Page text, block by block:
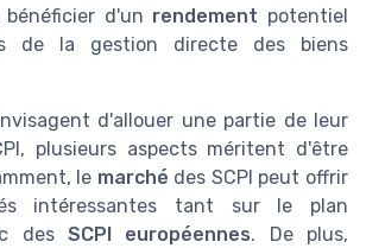
d'un rendement potentiel
de la gestion directe des biens
d'allouer une partie de leur
plusieurs aspects méritent d'être
le marché des SCPI peut offrir
intéressantes tant sur le plan
des SCPI européennes. De plus,